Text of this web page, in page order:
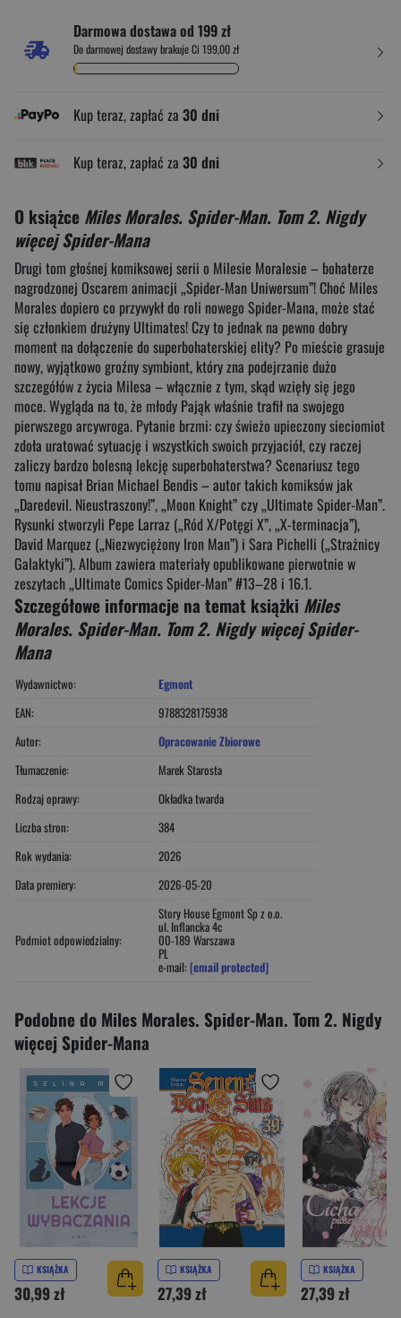
Darmowa dostawa od 199 zł
Do darmowej dostawy brakuje Ci 199,00 zł
Kup teraz, zapłać za 30 dni
Kup teraz, zapłać za 30 dni
O książce Miles Morales. Spider-Man. Tom 2. Nigdy
więcej Spider-Mana
Drugi tom głośnej komiksowej serii o Milesie Moralesie – bohaterze
nagrodzonej Oscarem animacji „Spider-Man Uniwersum”! Choć Miles
Morales dopiero co przywykł do roli nowego Spider-Mana, może stać
się członkiem drużyny Ultimates! Czy to jednak na pewno dobry
moment na dołączenie do superbohaterskiej elity? Po mieście grasuje
nowy, wyjątkowo groźny symbiont, który zna podejrzanie dużo
szczegółów z życia Milesa – włącznie z tym, skąd wzięły się jego
moce. Wygląda na to, że młody Pająk właśnie trafił na swojego
pierwszego arcywroga. Pytanie brzmi: czy świeżo upieczony sieciomiot
zdoła uratować sytuację i wszystkich swoich przyjaciół, czy raczej
zaliczy bardzo bolesną lekcję superbohaterstwa? Scenariusz tego
tomu napisał Brian Michael Bendis – autor takich komiksów jak
„Daredevil. Nieustraszony!”, „Moon Knight” czy „Ultimate Spider-Man”.
Rysunki stworzyli Pepe Larraz („Ród X/Potęgi X”, „X-terminacja”),
David Marquez („Niezwyciężony Iron Man”) i Sara Pichelli („Strażnicy
Galaktyki”). Album zawiera materiały opublikowane pierwotnie w
zeszytach „Ultimate Comics Spider-Man” #13–28 i 16.1.
Szczegółowe informacje na temat książki Miles
Morales. Spider-Man. Tom 2. Nigdy więcej Spider-
Mana
Wydawnictwo:
Egmont
EAN:
9788328175938
Autor:
Opracowanie Zbiorowe
Tłumaczenie:
Marek Starosta
Rodzaj oprawy:
Okładka twarda
Liczba stron:
384
Rok wydania:
2026
Data premiery:
2026-05-20
Podmiot odpowiedzialny:
Story House Egmont Sp z o.o.
ul. Inflancka 4c
00-189 Warszawa
PL
e-mail: [email protected]
Podobne do Miles Morales. Spider-Man. Tom 2. Nigdy
więcej Spider-Mana
KSIĄŻKA
30,99 zł
KSIĄŻKA
27,39 zł
KSIĄŻKA
27,39 zł